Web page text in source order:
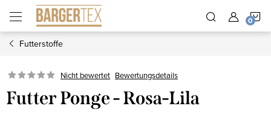
Inhalt
springen
Futterstoffe
Nicht bewertet Bewertungsdetails
Futter Ponge - Rosa-Lila